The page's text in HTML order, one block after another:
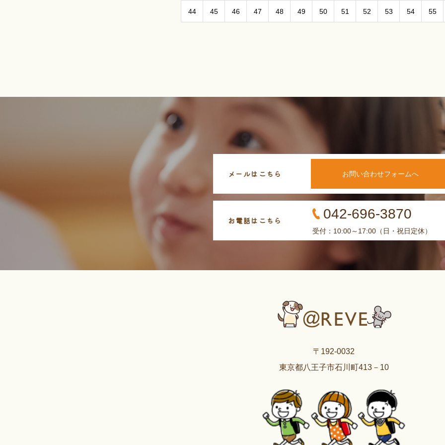
44 45 46 47 48 49 50 51 52 53 54 55
メールはこちら お問い合わせフォームへ
お電話はこちら 042-696-3870
受付：10:00～17:00（日・祝日定休）
〒192-0032
東京都八王子市石川町413－10